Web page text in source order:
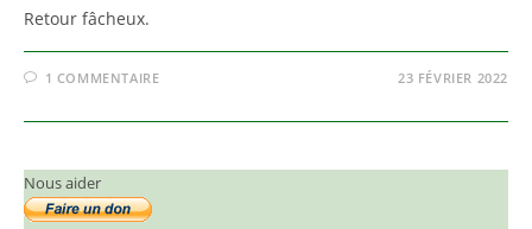
Retour fâcheux.
1 COMMENTAIRE 23 FÉVRIER 2022
Nous aider